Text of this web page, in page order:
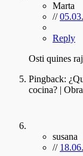
Marta
//
Reply
Osti quines
Pingback:
cocina? |
susana
//